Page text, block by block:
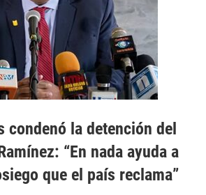
condenó la detención del
“En nada ayuda a
que el país reclama”